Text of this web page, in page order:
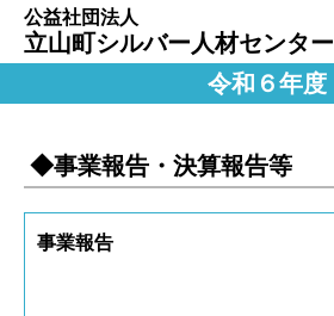
公益社団法人
立山町シルバー人材センター
令和６年度
◆事業報告・決算報告等
事業報告